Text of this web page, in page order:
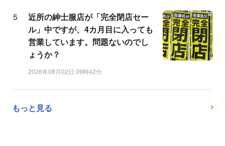
近所の紳士服店が「完全閉店セー
ル」中ですが、4カ月目に入っても
営業しています。問題ないのでし
ょうか？
2026年08月02日 09時42分
もっと見る